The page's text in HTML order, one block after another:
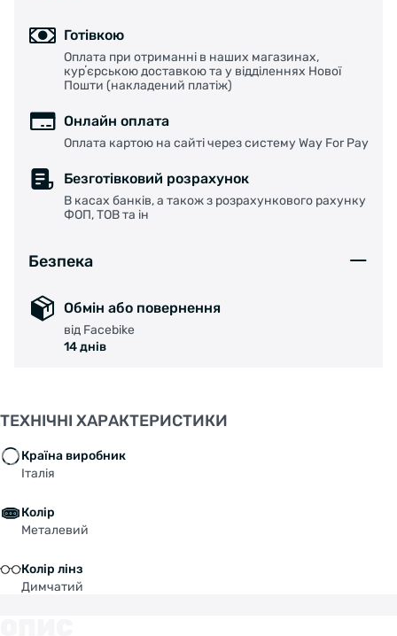
Готівкою
Оплата при отриманні в наших магазинах,
курʼєрською доставкою та у відділеннях Нової
Пошти (накладений платіж)
Онлайн оплата
Оплата картою на сайті через систему Way For Pay
Безготівковий розрахунок
В касах банків, а також з розрахункового рахунку
ФОП, ТОВ та ін
Безпека
Обмін або повернення
від Facebike
14 днів
ТЕХНІЧНІ ХАРАКТЕРИСТИКИ
Країна виробник
Італія
Колір
Металевий
Колір лінз
Димчатий